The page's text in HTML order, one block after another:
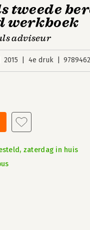
tweede
werkboek
adviseur
2015 4e druk
zaterdag in huis